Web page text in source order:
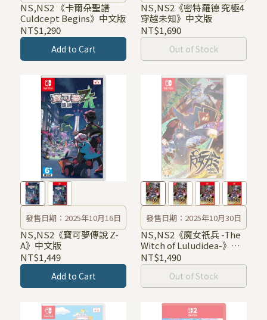
NS,NS2 《卡爾朵聖譜
Culdcept Begins》中文版
NT$1,290
Add to Cart
NS,NS2《密特羅德 究極4
穿越未知》中文版
NT$1,690
Out of Stock
發售日期：2025年10月16日
NS,NS2《寶可夢傳說 Z-
A》中文版
NT$1,449
Add to Cart
發售日期：2025年10月30日
NS,NS2《魔女祇兵 -The
Witch of Luludidea-》中
文版
NT$1,490
Out of Stock